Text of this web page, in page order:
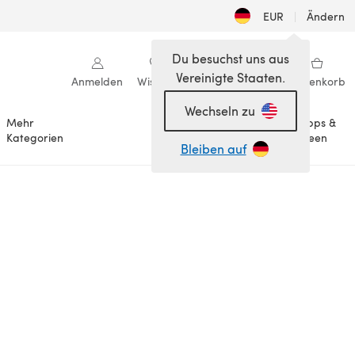
EUR | Ändern
Anmelden Wishlist Meine Bibliothek Warenkorb
Mehr
Kategorien
Anlässe
Tipps &
Ideen
Du besuchst uns aus
Vereinigte Staaten.
Wechseln zu
Bleiben auf